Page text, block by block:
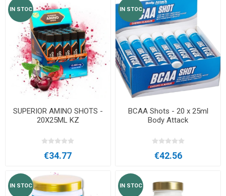
IN STOC
SUPERIOR AMINO SHOTS -
20X25ML KZ
€34.77
IN STOC
BCAA Shots - 20 x 25ml
Body Attack
€42.56
IN STOC IN STOC